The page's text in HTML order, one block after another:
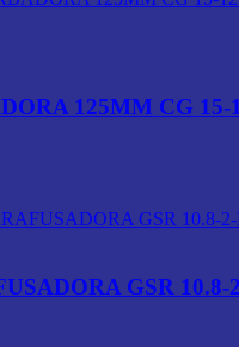
125MM CG 15-
GSR 10.8-